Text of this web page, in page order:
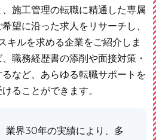
施工管理の転職に精通した専属
望に沿った求人をリサーチし、
キルを求める企業をご紹介しま
職務経歴書の添削や面接対策・
など、あらゆる転職サポートを
ることができます。
業界30年の実績により、多